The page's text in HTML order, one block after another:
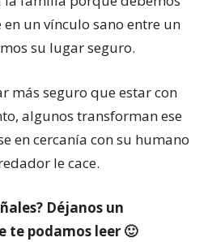
un vínculo sano entre un
su lugar seguro.
más seguro que estar con
algunos transforman ese
en cercanía con su humano
le cace.
Déjanos un
te podamos leer 🙂